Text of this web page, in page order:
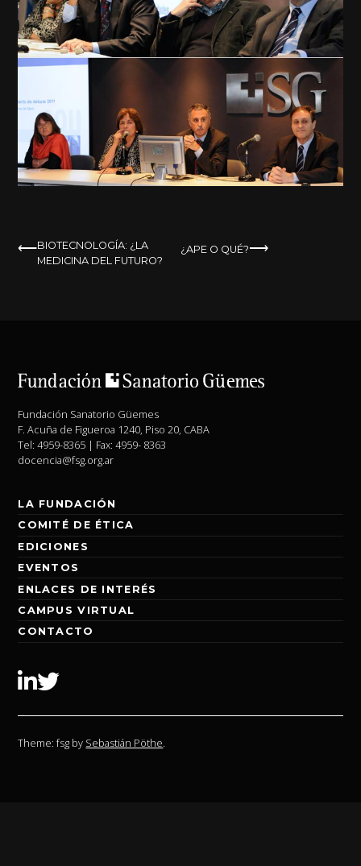
NAVEGACIÓN
BIOTECNOLOGÍA: ¿LA
MEDICINA DEL FUTURO?
¿APE O QUÉ?
Fundación Sanatorio Güemes
F. Acuña de Figueroa 1240, Piso 20, CABA
Tel: 4959-8365 | Fax: 4959- 8363
docencia@fsg.org.ar
LA FUNDACIÓN
COMITÉ DE ÉTICA
EDICIONES
EVENTOS
ENLACES DE INTERÉS
CAMPUS VIRTUAL
CONTACTO
Linkedin
Twitter
Theme: fsg by Sebastián Pöthe.